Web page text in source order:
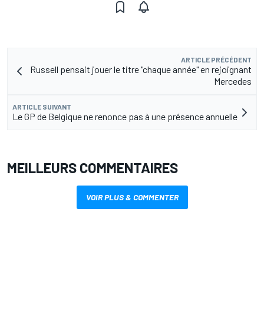
ARTICLE PRÉCÉDENT
Russell pensait jouer le titre "chaque année" en rejoignant
Mercedes
ARTICLE SUIVANT
Le GP de Belgique ne renonce pas à une présence annuelle
MEILLEURS COMMENTAIRES
VOIR PLUS & COMMENTER